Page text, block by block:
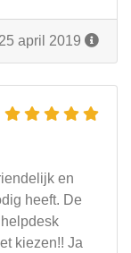
april 2019
en
heeft. De
kiezen!! Ja